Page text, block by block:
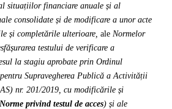
situațiilor financiare anuale și al
consolidate și de modificare a unor acte
și completările ulterioare ,ale Normelor
testului de verificare a
la stagiu aprobate prin Ordinul
Supravegherea Publică a Activității
nr. 201/2019, cu modificările și
Norme privind testul de acces)și ale